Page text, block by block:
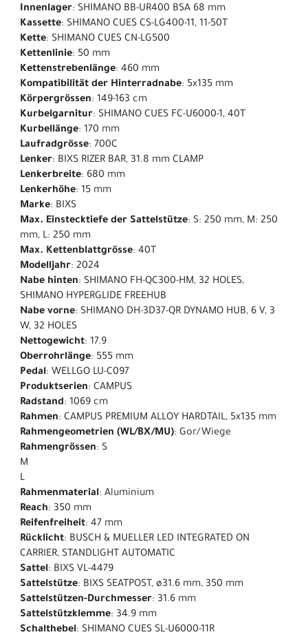
Innenlager: SHIMANO BB-UR400 BSA 68 mm
Kassette: SHIMANO CUES CS-LG400-11, 11-50T
Kette: SHIMANO CUES CN-LG500
Kettenlinie: 50 mm
Kettenstrebenlänge: 460 mm
Kompatibilität der Hinterradnabe: 5x135 mm
Körpergrössen: 149-163 cm
Kurbelgarnitur: SHIMANO CUES FC-U6000-1, 40T
Kurbellänge: 170 mm
Laufradgrösse: 700C
Lenker: BIXS RIZER BAR, 31.8 mm CLAMP
Lenkerbreite: 680 mm
Lenkerhöhe: 15 mm
Marke: BIXS
Max. Einstecktiefe der Sattelstütze: S: 250 mm, M: 250
mm, L: 250 mm
Max. Kettenblattgrösse: 40T
Modelljahr: 2024
Nabe hinten: SHIMANO FH-QC300-HM, 32 HOLES,
SHIMANO HYPERGLIDE FREEHUB
Nabe vorne: SHIMANO DH-3D37-QR DYNAMO HUB, 6 V, 3
W, 32 HOLES
Nettogewicht: 17.9
Oberrohrlänge: 555 mm
Pedal: WELLGO LU-C097
Produktserien: CAMPUS
Radstand: 1069 cm
Rahmen: CAMPUS PREMIUM ALLOY HARDTAIL, 5x135 mm
Rahmengeometrien (WL/BX/MU): Gor/Wiege
Rahmengrössen: S
M
L
Rahmenmaterial: Aluminium
Reach: 350 mm
Reifenfreiheit: 47 mm
Rücklicht: BUSCH & MUELLER LED INTEGRATED ON
CARRIER, STANDLIGHT AUTOMATIC
Sattel: BIXS VL-4479
Sattelstütze: BIXS SEATPOST, ø31.6 mm, 350 mm
Sattelstützen-Durchmesser: 31.6 mm
Sattelstützklemme: 34.9 mm
Schalthebel: SHIMANO CUES SL-U6000-11R